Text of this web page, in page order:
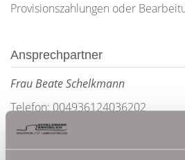
Provisionszahlungen oder
Ansprechpartner
Frau Beate Schelkmann
Telefon: 004936124036202
Telefax: 004936124026179